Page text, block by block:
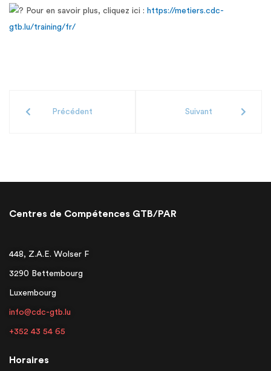
Pour en savoir plus, cliquez ici : https://metiers.cdc-
gtb.lu/training/fr/
Précédent Suivant
Centres de Compétences GTB/PAR
448, Z.A.E. Wolser F
3290 Bettembourg
Luxembourg
info@cdc-gtb.lu
+352 43 54 65
Horaires